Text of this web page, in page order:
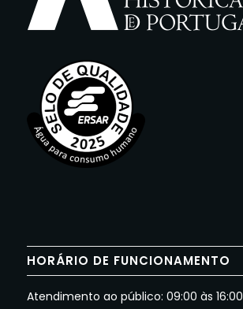
HORÁRIO DE FUNCIONAMENTO
Atendimento ao público: 09:00 às 16:00